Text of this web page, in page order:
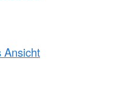
Ansicht